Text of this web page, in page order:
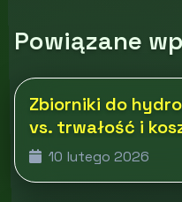
Powiązane
Zbiorniki do
vs. trwałość i
10 lutego 2026